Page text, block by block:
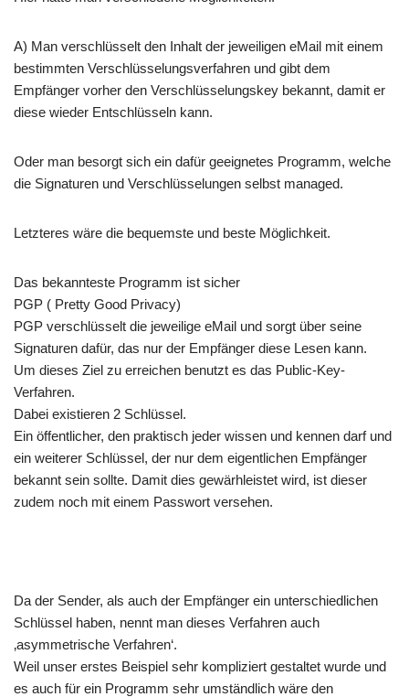
A) Man verschlüsselt den Inhalt der jeweiligen eMail mit einem
bestimmten Verschlüsselungsverfahren und gibt dem
Empfänger vorher den Verschlüsselungskey bekannt, damit er
diese wieder Entschlüsseln kann.
Oder man besorgt sich ein dafür geeignetes Programm, welche
die Signaturen und Verschlüsselungen selbst managed.
Letzteres wäre die bequemste und beste Möglichkeit.
Das bekannteste Programm ist sicher
PGP ( Pretty Good Privacy)
PGP verschlüsselt die jeweilige eMail und sorgt über seine
Signaturen dafür, das nur der Empfänger diese Lesen kann.
Um dieses Ziel zu erreichen benutzt es das Public-Key-
Verfahren.
Dabei existieren 2 Schlüssel.
Ein öffentlicher, den praktisch jeder wissen und kennen darf und
ein weiterer Schlüssel, der nur dem eigentlichen Empfänger
bekannt sein sollte. Damit dies gewärhleistet wird, ist dieser
zudem noch mit einem Passwort versehen.
Da der Sender, als auch der Empfänger ein unterschiedlichen
Schlüssel haben, nennt man dieses Verfahren auch
‚asymmetrische Verfahren‘.
Weil unser erstes Beispiel sehr kompliziert gestaltet wurde und
es auch für ein Programm sehr umständlich wäre den